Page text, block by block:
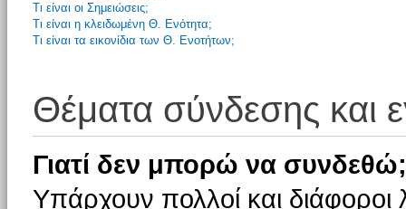
Τι είναι οι Σημειώσεις;
Τι είναι η κλειδωμένη Θ. Ενότητα;
Τι είναι τα εικονίδια των Θ. Ενοτήτων;
Θέματα σύνδεσης και
Γιατί δεν μπορώ να συνδεθώ;
Υπάρχουν πολλοί και